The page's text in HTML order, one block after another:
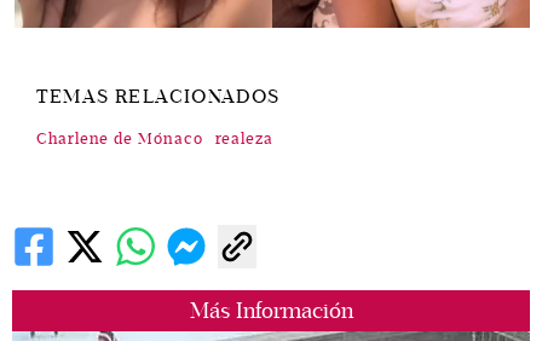
Más Información
TEMAS RELACIONADOS
Charlene de Mónaco realeza